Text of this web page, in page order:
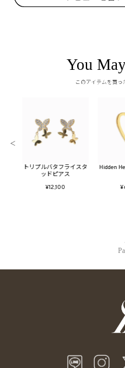
You
このアイテムを買っ
トリプルバタフライスタ
ッドピアス
¥12,100
Hidden
＜